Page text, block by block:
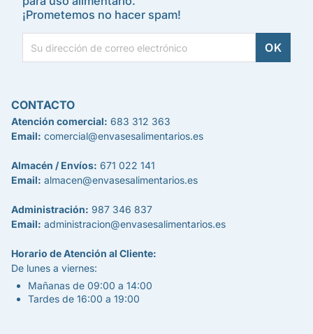
¡Prometemos no hacer spam!
CONTACTO
Atención comercial: 683 312 363
Email: comercial@envasesalimentarios.es
Almacén / Envíos: 671 022 141
Email: almacen@envasesalimentarios.es
Administración: 987 346 837
Email: administracion@envasesalimentarios.es
Horario de Atención al Cliente:
De lunes a viernes:
Mañanas de 09:00 a 14:00
Tardes de 16:00 a 19:00